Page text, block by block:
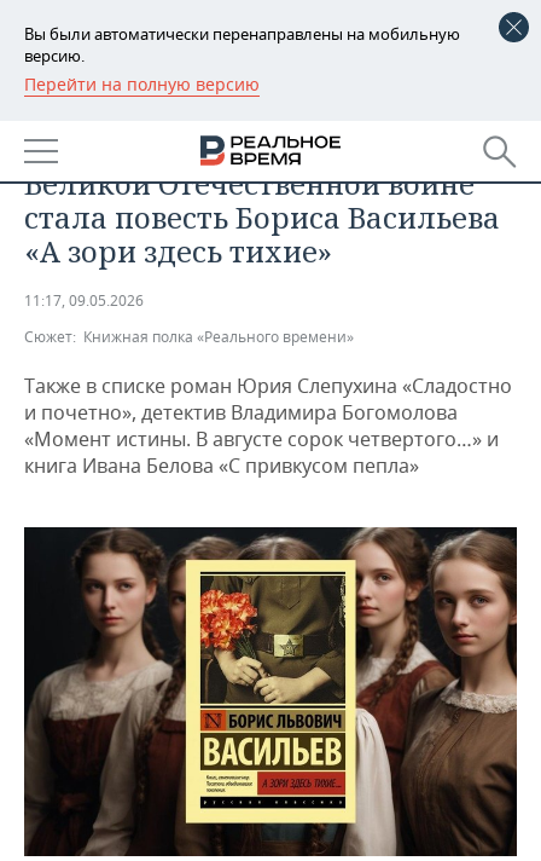
Вы были автоматически перенаправлены на мобильную
версию.
Перейти на полную версию
РЕГИОНЫ
БАШКОРТОСТАН
ТАТАРСТАН
УДМУРТИЯ
НОВОСТИ
АНАЛИТИКА
НОВОСТИ АНАЛИТИКИ
ДЕКЛАРАЦИИ О ДОХОДАХ
ВУЗЫ ТАТАРСТАНА
КОМУ ПРИНАДЛЕЖАТ
ЭКОНОМИКА
НОВОСТИ ЭКОНОМИКИ
БАНКИ
БЮДЖЕТ
ИНВЕСТИЦИИ
ПРОМЫШЛЕННОСТЬ
ПРОМЫШЛЕННОСТИ
АГРОПРОМ
НЕФТЕХИМИЯ
НЕФТЬ
ОПК
ЭНЕРГЕТИКА
НОВОСТИ НЕДВИЖИМОСТИ
АВТО
НОВОСТИ АВТО
БИЗНЕС
НОВОСТИ БИЗНЕСА
РОЗНИЧНАЯ ТОРГОВЛЯ
ТРАНСПОРТ
УСЛУГИ
ТЕХНОЛОГИИ
НОВОСТИ ТЕХНОЛОГИЙ
МЕДИА
ТЕЛЕКОММУНИКАЦИИ
МЕРОПРИЯТИЯ
НОВОСТИ МЕРОПРИЯТИЙ
ВЫЕЗДНАЯ РЕДАКЦИЯ
БИЗНЕС-БРАНЧИ
ONLINE-КОНФЕРЕНЦИИ
НОВОСТИ СПОРТА
ФУТБОЛ
ХОККЕЙ
ОБЩЕСТВО
НОВОСТИ ОБЩЕСТВА
ВЛАСТЬ
ФОТОГАЛЕРЕЯ
СЮЖЕТЫ
Самой популярной книгой о
Великой Отечественной войне
стала повесть Бориса Васильева
«А зори здесь тихие»
11:17, 09.05.2026
Сюжет: Книжная полка «Реального времени»
Также в списке роман Юрия Слепухина «Сладостно
и почетно», детектив Владимира Богомолова
«Момент истины. В августе сорок четвертого…» и
книга Ивана Белова «С привкусом пепла»